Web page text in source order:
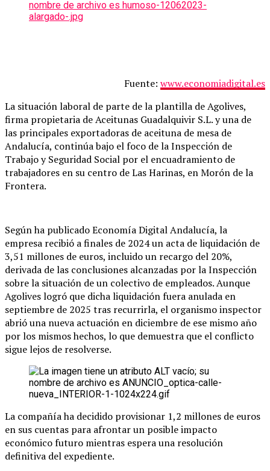
Fuente: www.economiadigital.es
La situación laboral de parte de la plantilla de Agolives,
firma propietaria de Aceitunas Guadalquivir S.L. y una de
las principales exportadoras de aceituna de mesa de
Andalucía, continúa bajo el foco de la Inspección de
Trabajo y Seguridad Social por el encuadramiento de
trabajadores en su centro de Las Harinas, en Morón de la
Frontera.
Según ha publicado Economía Digital Andalucía, la
empresa recibió a finales de 2024 un acta de liquidación de
3,51 millones de euros, incluido un recargo del 20%,
derivada de las conclusiones alcanzadas por la Inspección
sobre la situación de un colectivo de empleados. Aunque
Agolives logró que dicha liquidación fuera anulada en
septiembre de 2025 tras recurrirla, el organismo inspector
abrió una nueva actuación en diciembre de ese mismo año
por los mismos hechos, lo que demuestra que el conflicto
sigue lejos de resolverse.
La compañía ha decidido provisionar 1,2 millones de euros
en sus cuentas para afrontar un posible impacto
económico futuro mientras espera una resolución
definitiva del expediente.